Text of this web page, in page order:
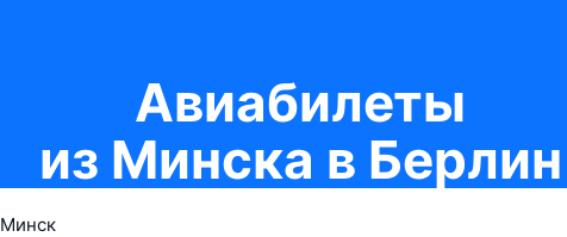
Авиабилеты
из Минска в Берлин